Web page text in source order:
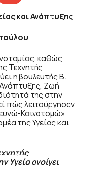
και Ανάπτυξης
καθώς
Τεχνητής
η βουλευτής Β.
Ζωή
της στην
πώς λειτούργησαν
Καινοτομώ»
της Υγείας και
Υγεία ανοίγει